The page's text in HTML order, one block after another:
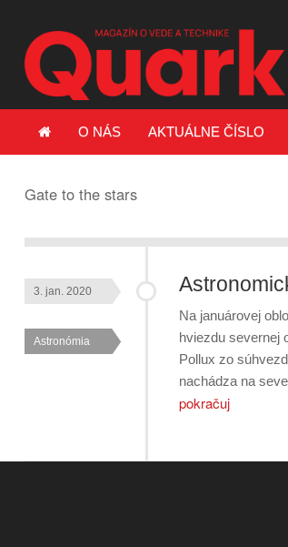
O NÁS AKTUÁLNE ČÍSLO
Gate to the stars
3. jan. 2020
Astronómia
Na januárovej
hviezdu severnej
Pollux zo
nachádza na
pokračuj